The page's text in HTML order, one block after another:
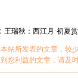
王瑞秋：西江月·初夏
本站所发表的文章，
您利益的文章，请及